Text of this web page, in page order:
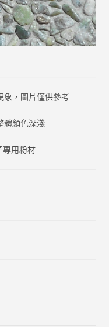
象，圖片僅供參考
體顏色深淺
專用粉材